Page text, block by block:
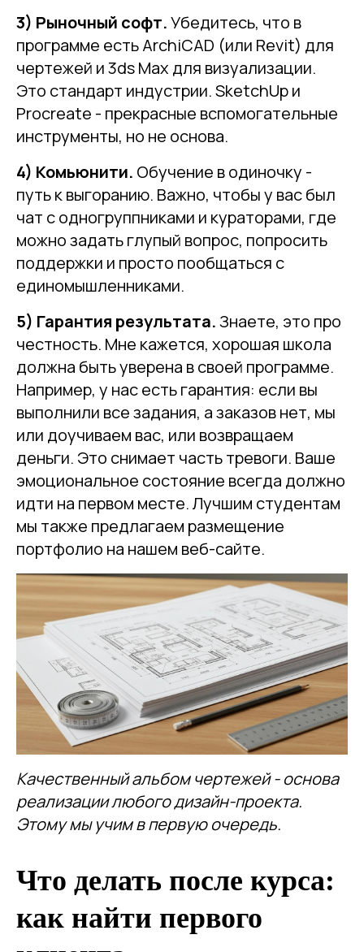
3) Рыночный софт.Убедитесь, что в
программе есть ArchiCAD (или Revit) для
чертежей и 3ds Max для визуализации.
Это стандарт индустрии. SketchUp и
Procreate - прекрасные вспомогательные
инструменты, но не основа.
4) Комьюнити. Обучение в одиночку -
путь к выгоранию. Важно, чтобы у вас был
чат с одногруппниками и кураторами, где
можно задать глупый вопрос, попросить
поддержки и просто пообщаться с
единомышленниками.
5) Гарантия результата.Знаете, это про
честность. Мне кажется, хорошая школа
должна быть уверена в своей программе.
Например, у нас есть гарантия: если вы
выполнили все задания, а заказов нет, мы
или доучиваем вас, или возвращаем
деньги. Это снимает часть тревоги. Ваше
эмоциональное состояние всегда должно
идти на первом месте. Лучшим студентам
мы также предлагаем размещение
портфолио на нашем веб-сайте.
Качественный альбом чертежей - основа
реализации любого дизайн-проекта.
Этому мы учим в первую очередь.
Что делать после курса:
как найти первого